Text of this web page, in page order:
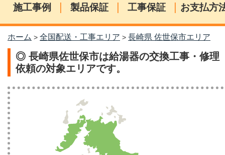
施工事例
| 製品保証 | 工事保証 | お支払方
ホーム > 全国配送・工事エリア > 長崎県 佐世保市エリア
◎ 長崎県佐世保市は給湯器の交換工事・修理
依頼の対象エリアです。